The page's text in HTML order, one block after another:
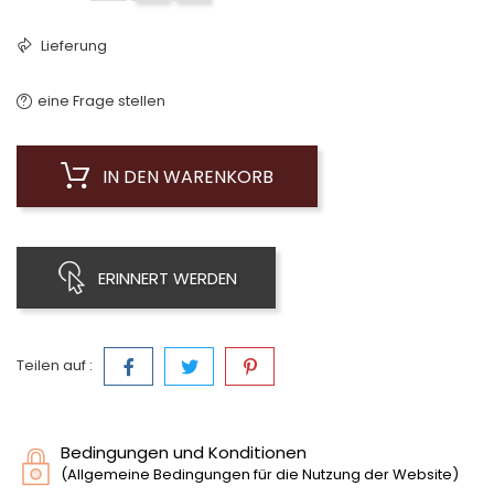
Lieferung
eine Frage stellen
IN DEN WARENKORB
ERINNERT WERDEN
Teilen auf :
Bedingungen und Konditionen
(Allgemeine Bedingungen für die Nutzung der Website)